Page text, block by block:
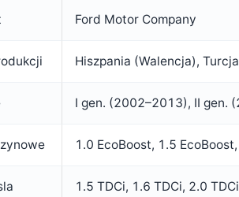
Ford Motor Company
Hiszpania (Walencja),
I gen. (2002–2013), II gen.
1.0 EcoBoost, 1.5
1.5 TDCi, 1.6 TDCi, 2.0 TDCi